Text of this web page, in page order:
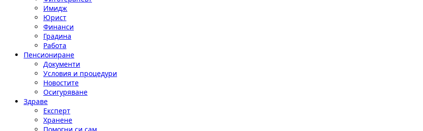
Имидж
Юрист
Финанси
Градина
Работа
Пенсиониране
Документи
Условия и процедури
Новостите
Осигуряване
Здраве
Експерт
Хранене